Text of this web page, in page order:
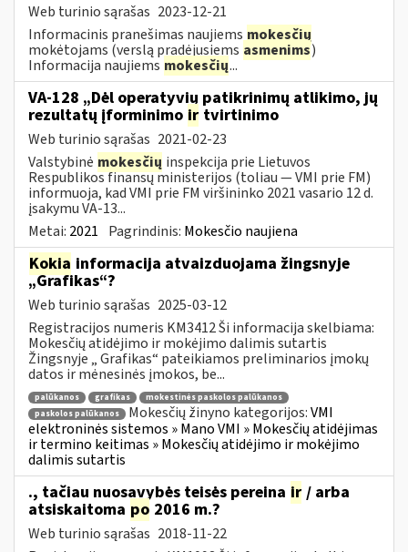
Web turinio sąrašas 2023-12-21
Informacinis pranešimas naujiems mokesčių
mokėtojams (verslą pradėjusiems asmenims)
Informacija naujiems mokesčių...
VA-128 „Dėl operatyvių patikrinimų atlikimo, jų
rezultatų įforminimo ir tvirtinimo
Web turinio sąrašas 2021-02-23
Valstybinė mokesčių inspekcija prie Lietuvos
Respublikos finansų ministerijos (toliau ― VMI prie FM)
informuoja, kad VMI prie FM viršininko 2021 vasario 12 d.
įsakymu VA-13...
Metai: 2021 Pagrindinis: Mokesčio naujiena
Kokia informacija atvaizduojama žingsnyje
„Grafikas“?
Web turinio sąrašas 2025-03-12
Registracijos numeris KM3412 Ši informacija skelbiama:
Mokesčių atidėjimo ir mokėjimo dalimis sutartis
Žingsnyje „ Grafikas“ pateikiamos preliminarios įmokų
datos ir mėnesinės įmokos, be...
palūkanos grafikas
mokestinės paskolos palūkanos
paskolos palūkanos
Mokesčių žinyno kategorijos:VMI
elektroninės sistemos » Mano VMI » Mokesčių atidėjimas
ir termino keitimas » Mokesčių atidėjimo ir mokėjimo
dalimis sutartis
., tačiau nuosavybės teisės pereina ir / arba
atsiskaitoma po 2016 m.?
Web turinio sąrašas 2018-11-22